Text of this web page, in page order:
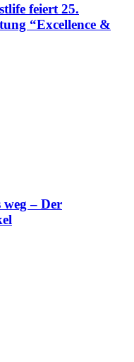
feiert 25.
“Excellence &
– Der